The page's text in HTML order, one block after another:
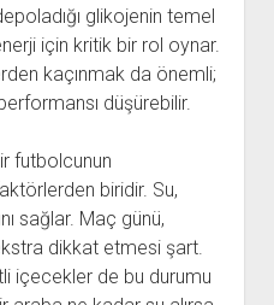
glikojenin temel
için kritik bir rol oynar.
kaçınmak da önemli;
düşürebilir.
futbolcunun
biridir. Su,
sağlar. Maç günü,
dikkat etmesi şart.
içecekler de bu durumu